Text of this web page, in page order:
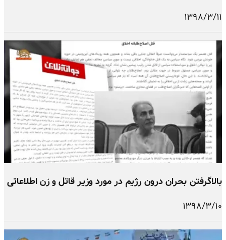
۱۳۹۸/۳/۱۱
بالاگرفتن بحران درون رژیم در مورد وزیر قاتل و زن اطلاعاتی
۱۳۹۸/۳/۱۰